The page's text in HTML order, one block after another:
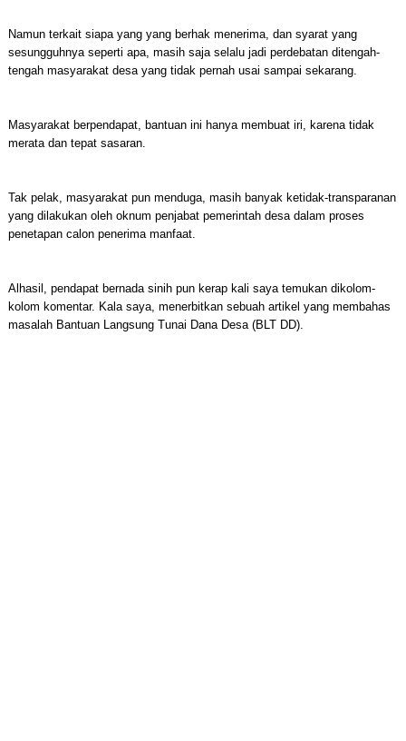
Namun terkait siapa yang yang berhak menerima, dan syarat yang
sesungguhnya seperti apa, masih saja selalu jadi perdebatan ditengah-
tengah masyarakat desa yang tidak pernah usai sampai sekarang.
Masyarakat berpendapat, bantuan ini hanya membuat iri, karena tidak
merata dan tepat sasaran.
Tak pelak, masyarakat pun menduga, masih banyak ketidak-transparanan
yang dilakukan oleh oknum penjabat pemerintah desa dalam proses
penetapan calon penerima manfaat.
Alhasil, pendapat bernada sinih pun kerap kali saya temukan dikolom-
kolom komentar. Kala saya, menerbitkan sebuah artikel yang membahas
masalah Bantuan Langsung Tunai Dana Desa (BLT DD).